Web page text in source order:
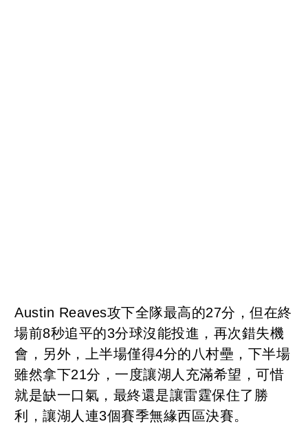
Austin Reaves攻下全隊最高的27分，但在終
場前8秒追平的3分球沒能投進，再次錯失機
會，另外，上半場僅得4分的八村壘，下半場
雖然拿下21分，一度讓湖人充滿希望，可惜
就是缺一口氣，最終還是讓雷霆保住了勝
利，讓湖人連3個賽季無緣西區決賽。